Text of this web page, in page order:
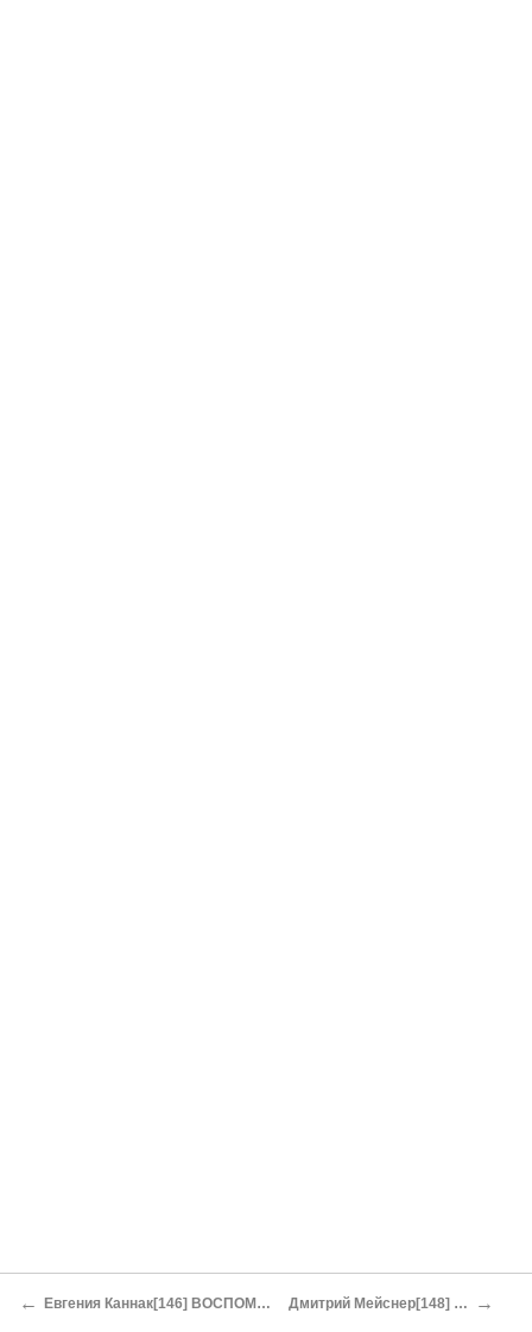
← Евгения Каннак[146] ВОСПОМИНАНИЯ О «ГЕЛИКОНЕ» Отрывок Дмитрий Мейснер[148] ИЗ ЗАПИСОК ЭМИГРАНТА →